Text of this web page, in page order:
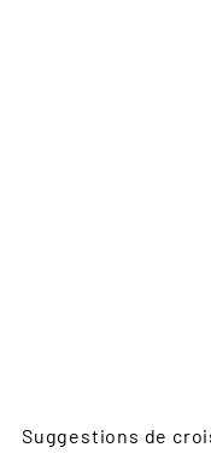
Suggestions de